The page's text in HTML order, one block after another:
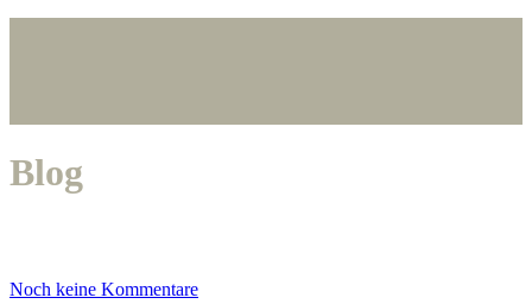
Blog
Noch keine Kommentare